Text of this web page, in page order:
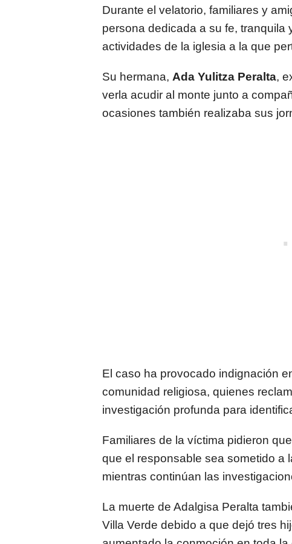
Durante el velatorio, familiares y
persona dedicada a su fe, tranquila
actividades de la iglesia a la que
Su hermana, Ada Yulitza Peralta,
verla acudir al monte junto a
ocasiones también realizaba sus
El caso ha provocado indignación
comunidad religiosa, quienes
investigación profunda para
Familiares de la víctima pidieron
que el responsable sea sometido a
mientras continúan las
La muerte de Adalgisa Peralta
Villa Verde debido a que dejó tres